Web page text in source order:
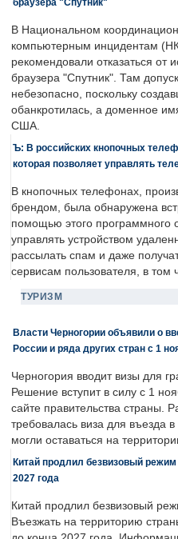
браузера "Спутник"
В Национальном
компьютерным инцидентам
рекомендовали отказаться от
браузера "Спутник". Там
небезопасно, поскольку
обанкротилась, а доменное
США.
Ъ: В российских кнопочных
которая позволяет управлять
В кнопочных телефонах,
брендом, была обнаружена
помощью этого программного
управлять устройством
рассылать спам и даже
сервисам пользователя, в том
ТУРИЗМ
Власти Черногории объявили о
России и ряда других стран с 1
Черногория вводит визы для
Решение вступит в силу с 1
сайте правительства страны.
требовалась виза для въезда
могли оставаться на
Китай продлил безвизовый
2027 года
Китай продлил безвизовый
Въезжать на территорию